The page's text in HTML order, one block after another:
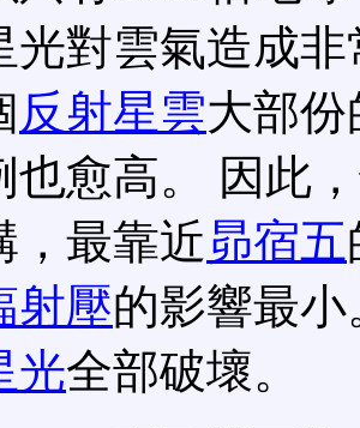
光對雲氣造成
反射星雲大部
也愈高。 因此
，最靠近昴宿五
射壓的影響最
光全部破壞。